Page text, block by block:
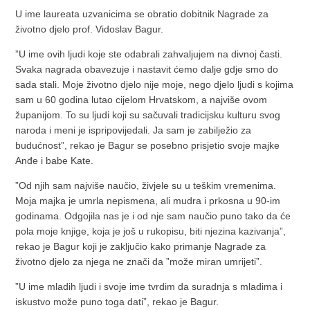
U ime laureata uzvanicima se obratio dobitnik Nagrade za
životno djelo prof. Vidoslav Bagur.
”U ime ovih ljudi koje ste odabrali zahvaljujem na divnoj časti.
Svaka nagrada obavezuje i nastavit ćemo dalje gdje smo do
sada stali. Moje životno djelo nije moje, nego djelo ljudi s kojima
sam u 60 godina lutao cijelom Hrvatskom, a najviše ovom
županijom. To su ljudi koji su sačuvali tradicijsku kulturu svog
naroda i meni je ispripovijedali. Ja sam je zabilježio za
budućnost”, rekao je Bagur se posebno prisjetio svoje majke
Anđe i babe Kate.
”Od njih sam najviše naučio, živjele su u teškim vremenima.
Moja majka je umrla nepismena, ali mudra i prkosna u 90-im
godinama. Odgojila nas je i od nje sam naučio puno tako da će
pola moje knjige, koja je još u rukopisu, biti njezina kazivanja”,
rekao je Bagur koji je zaključio kako primanje Nagrade za
životno djelo za njega ne znači da ”može miran umrijeti”.
”U ime mladih ljudi i svoje ime tvrdim da suradnja s mladima i
iskustvo može puno toga dati”, rekao je Bagur.